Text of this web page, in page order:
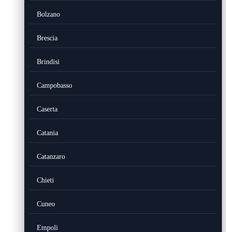
Bolzano
Brescia
Brindisi
Campobasso
Caserta
Catania
Catanzaro
Chieti
Cuneo
Empoli